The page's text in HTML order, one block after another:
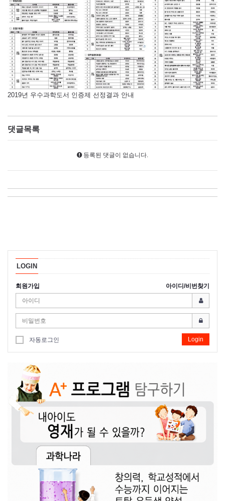
2019년 우수과학도서 인증제 선정결과 안내
댓글목록
등록된 댓글이 없습니다.
LOGIN
회원가입 아이디/비번찾기
자동로그인 Login